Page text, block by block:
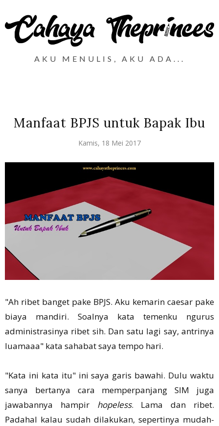
AKU MENULIS, AKU ADA...
Manfaat BPJS untuk Bapak Ibu
Kamis, 18 Mei 2017
"Ah ribet banget pake BPJS. Aku kemarin caesar pake
biaya mandiri. Soalnya kata temenku ngurus
administrasinya ribet sih. Dan satu lagi say, antrinya
luamaaa" kata sahabat saya tempo hari.
"Kata ini kata itu" ini saya garis bawahi. Dulu waktu
sanya bertanya cara memperpanjang SIM juga
jawabannya hampir hopeless. Lama dan ribet.
Padahal kalau sudah dilakukan, sepertinya mudah-